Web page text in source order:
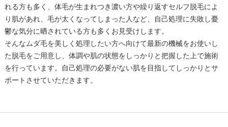
れる方も多く、体毛が生まれつき濃い方や繰り返すセルフ脱毛によ
り肌があれ、毛が太くなってしまった人など、自己処理に失敗し憂
鬱な気分に晒されている方も多くお見受けします。
そんなムダ毛を美しく処理したい方へ向けて最新の機械をお使いし
た脱毛をご用意し、体調や肌の状態をしっかりと把握した上で施術
を行っています。自己処理の必要がない肌を目指してしっかりとサ
ポートさせていただきます。